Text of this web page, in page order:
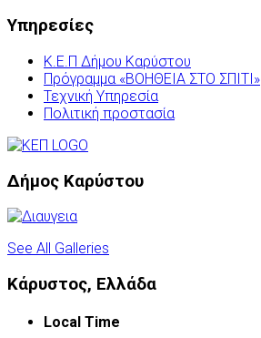
Υπηρεσίες
Κ.Ε.Π Δήμου Καρύστου
Πρόγραμμα «ΒΟΗΘΕΙΑ ΣΤΟ ΣΠΙΤΙ»
Τεχνική Υπηρεσία
Πολιτική προστασία
Δήμος Καρύστου
See All Galleries
Κάρυστος, Ελλάδα
Local Time